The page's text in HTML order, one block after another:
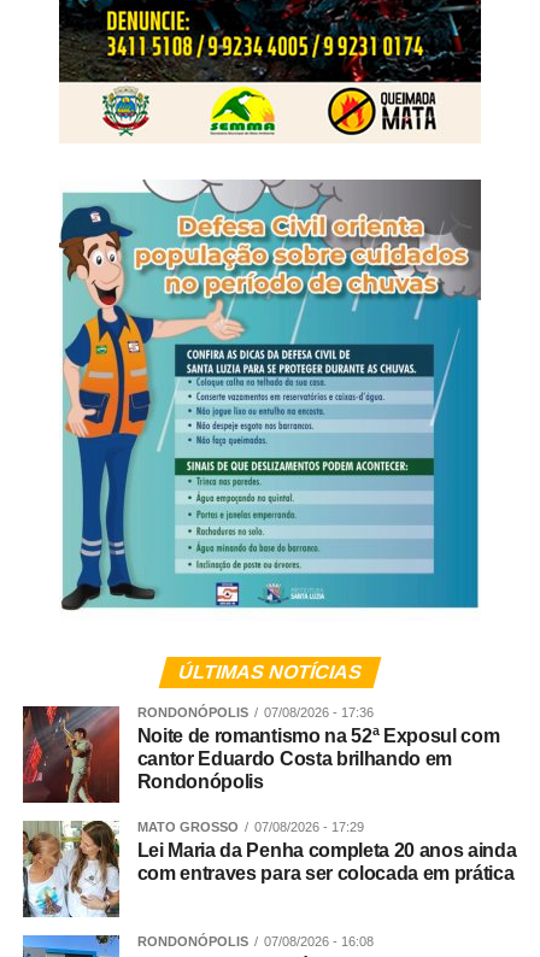
Vereador por dois mandatos, prefeito de Primavera do
Leste entre 2017 e 2024 e ex-presidente da Associação
Mato-grossense dos Municípios, Léo Bortolin chega à
disputa estadual com trajetória construída na gestão
regiões. A Percent Brasil ouviu 1.200 pessoas em
entrevistas domiciliares e presenciais. O levantamento
informa nível de confiança de 95% e está registrado na
Justiça Eleitoral sob os números BR-00822/2026 e MT-
02251/2026.
WhatsApp
Facebook
Twitter
Messenger
LinkedIn
Share
ÚLTIMAS NOTÍCIAS
RONDONÓPOLIS 07/08/2026 - 17:36
Noite de romantismo na 52ª Exposul com
cantor Eduardo Costa brilhando em
Rondonópolis
MATO GROSSO 07/08/2026 - 17:29
Lei Maria da Penha completa 20 anos ainda
com entraves para ser colocada em prática
RONDONÓPOLIS 07/08/2026 - 16:08